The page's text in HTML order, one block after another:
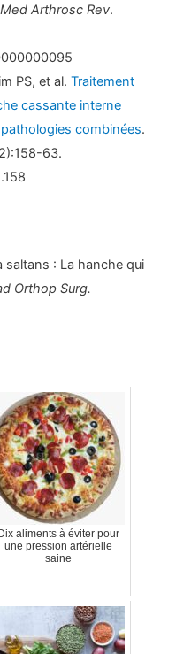
Arthrosc Rev.
PS, et al.Traitement
cassante interne
combinées.
63.
saltans : La hanche qui
Orthop Surg.
Dix aliments à éviter pour
une pression artérielle
saine